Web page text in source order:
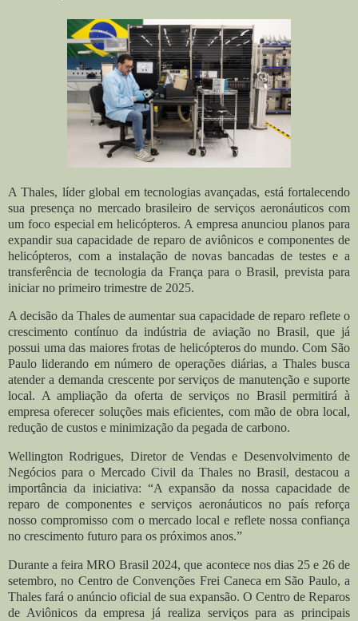
A Thales, líder global em tecnologias avançadas, está fortalecendo
sua presença no mercado brasileiro de serviços aeronáuticos com
um foco especial em helicópteros. A empresa anunciou planos para
expandir sua capacidade de reparo de aviônicos e componentes de
helicópteros, com a instalação de novas bancadas de testes e a
transferência de tecnologia da França para o Brasil, prevista para
iniciar no primeiro trimestre de 2025.
A decisão da Thales de aumentar sua capacidade de reparo reflete o
crescimento contínuo da indústria de aviação no Brasil, que já
possui uma das maiores frotas de helicópteros do mundo. Com São
Paulo liderando em número de operações diárias, a Thales busca
atender a demanda crescente por serviços de manutenção e suporte
local. A ampliação da oferta de serviços no Brasil permitirá à
empresa oferecer soluções mais eficientes, com mão de obra local,
redução de custos e minimização da pegada de carbono.
Wellington Rodrigues, Diretor de Vendas e Desenvolvimento de
Negócios para o Mercado Civil da Thales no Brasil, destacou a
importância da iniciativa: “A expansão da nossa capacidade de
reparo de componentes e serviços aeronáuticos no país reforça
nosso compromisso com o mercado local e reflete nossa confiança
no crescimento futuro para os próximos anos.”
Durante a feira MRO Brasil 2024, que acontece nos dias 25 e 26 de
setembro, no Centro de Convenções Frei Caneca em São Paulo, a
Thales fará o anúncio oficial de sua expansão. O Centro de Reparos
de Aviônicos da empresa já realiza serviços para as principais